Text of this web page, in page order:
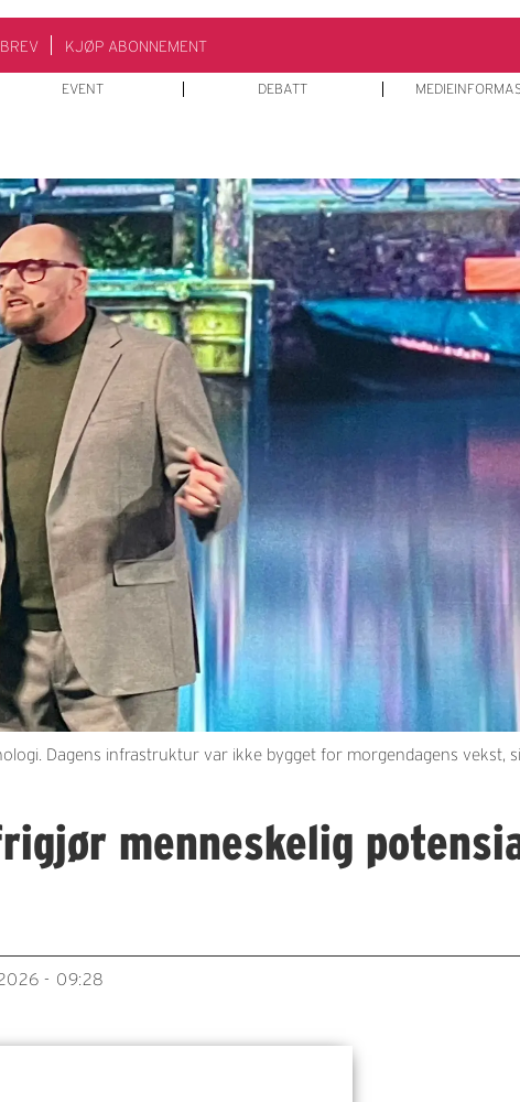
KJØP ABONNEMENT
EVENT DEBATT
Dagens infrastruktur var ikke bygget for morgendagens vekst,
menneskelig
- 09:28